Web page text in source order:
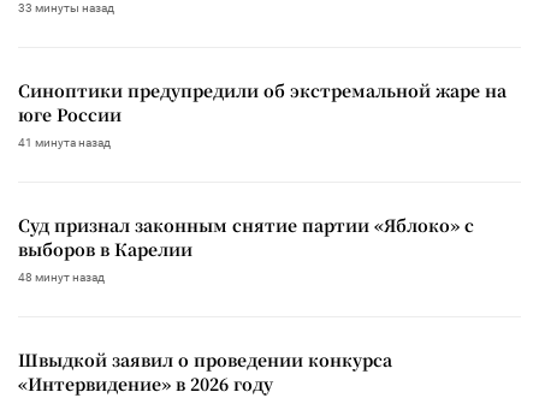
33 минуты назад
Синоптики предупредили об экстремальной жаре на
юге России
41 минута назад
Суд признал законным снятие партии «Яблоко» с
выборов в Карелии
48 минут назад
Швыдкой заявил о проведении конкурса
«Интервидение» в 2026 году